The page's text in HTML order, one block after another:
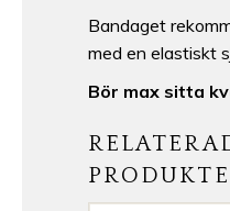
Bandaget
med en elastiskt
Bör max sitta